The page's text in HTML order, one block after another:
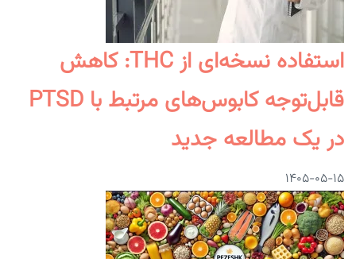
استفاده نسخه‌ای از THC: کاهش
قابل‌توجه کابوس‌های مرتبط با PTSD
در یک مطالعه جدید
۱۴۰۵-۰۵-۱۵